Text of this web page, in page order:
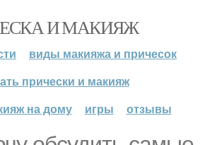
И МАКИЯЖ
виды макияжа и причесок
прически и макияж
на дому
игры отзывы